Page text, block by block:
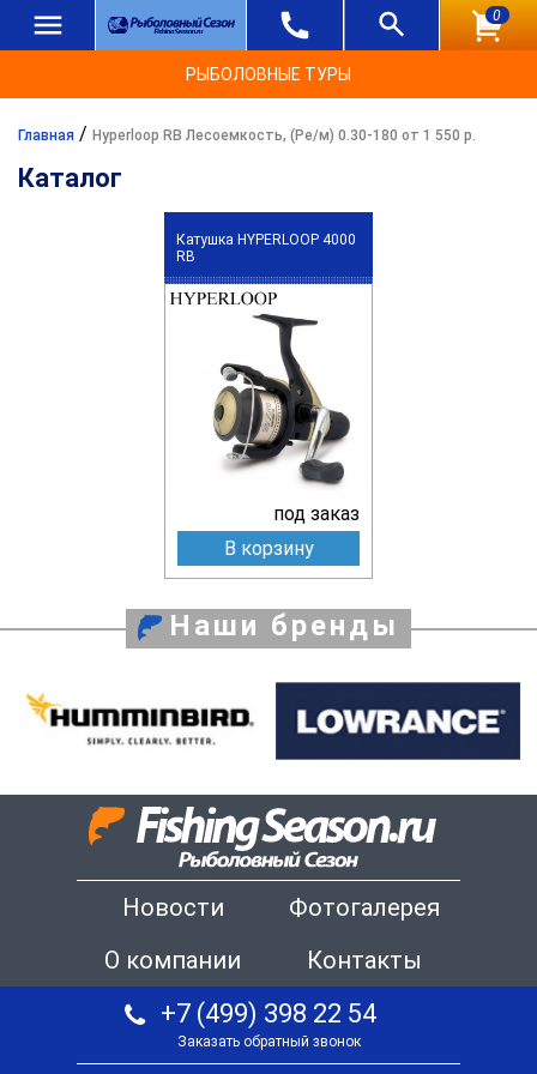
0
РЫБОЛОВНЫЕ ТУРЫ
Главная / Hyperloop RB Лесоемкость, (Ре/м) 0.30-180 от 1 550 р.
Каталог
Катушка HYPERLOOP 4000
RB
под заказ
В корзину
Наши бренды
Новости
Фотогалерея
О компании
Контакты
+7 (499) 398 22 54
Заказать обратный звонок